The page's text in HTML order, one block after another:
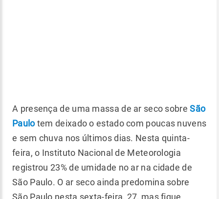
A presença de uma massa de ar seco sobreSão
Paulotem deixado o estado com poucas nuvens
e sem chuva nos últimos dias. Nesta quinta-
feira, o Instituto Nacional de Meteorologia
registrou 23% de umidade no ar na cidade de
São Paulo. O ar seco ainda predomina sobre
São Paulo nesta sexta-feira, 27, mas fique